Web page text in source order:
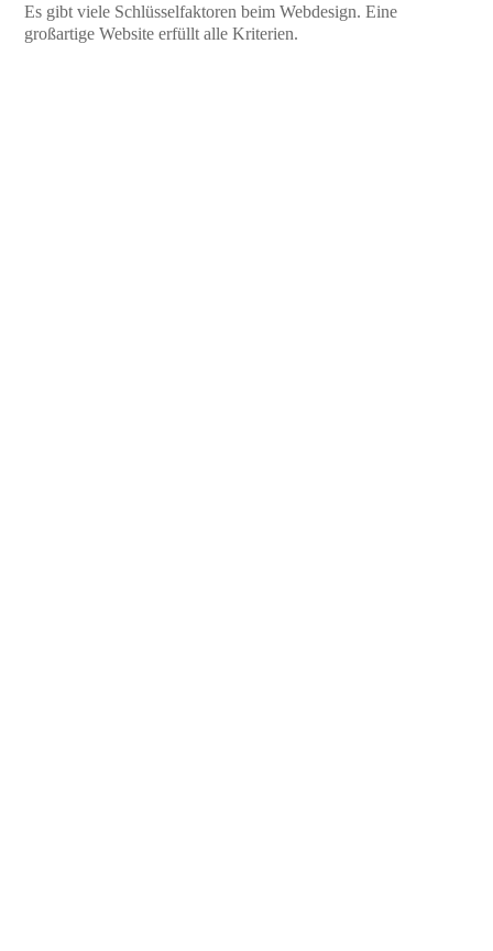
Es gibt viele Schlüsselfaktoren beim Webdesign. Eine
großartige Website erfüllt alle Kriterien.